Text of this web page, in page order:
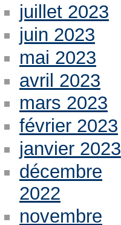
juillet 2023
juin 2023
mai 2023
avril 2023
mars 2023
février 2023
janvier 2023
décembre
2022
novembre